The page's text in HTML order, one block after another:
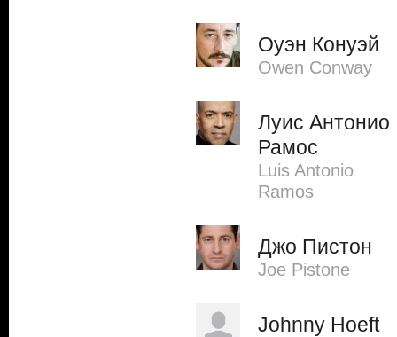
Оуэн Конуэй
Owen Conway
Луис Антонио
Рамос
Luis Antonio
Ramos
Джо Пистон
Joe Pistone
Johnny Hoeft